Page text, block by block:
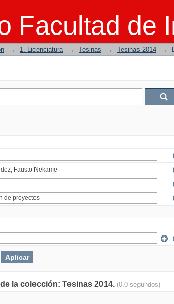
Facultad de
→ 1. Licenciatura → Tesinas → Tesinas 2014 →
la colección: Tesinas 2014. (0.0 segundos)